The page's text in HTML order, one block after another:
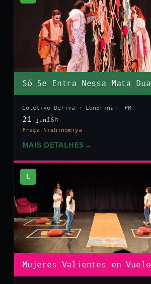
Só Se Entra Nessa Mata
Coletivo Deriva · Londrina — PR
21 .jun 16h
Praça Nishinomiya
MAIS DETALHES →
L
Mujeres Valientes en Vuelo